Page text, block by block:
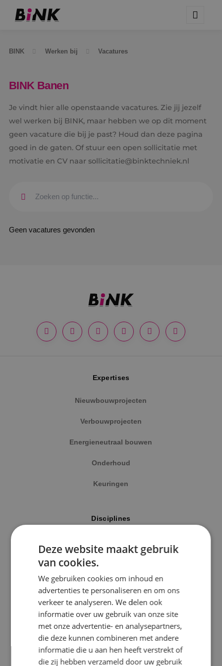
BINK Werken bij Vacatures
Kaatsheuvel
Sprundel
Specialisme
Beveiligingstechniek
Elektrotechniek
Energietechniek
BINK Banen
Je vindt hier alle openstaande vacatures. Zie jij jezelf
wel werken bij BINK, maar hebben we op dit moment
geen vacature die bij je past? Houd dan deze pagina
goed in de gaten. Of stuur een open sollicitatie met
motivatie en CV naar sollicitatie@binktechniek.nl
Geen vacatures gevonden
Expertises
Nieuwbouwprojecten
Verbouwprojecten
Energieneutraal bouwen
Onderhoud
Keuringen
Disciplines
Werktuigbouwkunde
Energietechniek
Beveiligingstechniek
Uitgelicht
Klimaatinstallaties
Deze website maakt gebruik
van cookies.
We gebruiken cookies om inhoud en
advertenties te personaliseren en om ons
verkeer te analyseren. We delen ook
informatie over uw gebruik van onze site
met onze advertentie- en analysepartners,
die deze kunnen combineren met andere
informatie die u aan hen heeft verstrekt of
die zij hebben verzameld door uw gebruik